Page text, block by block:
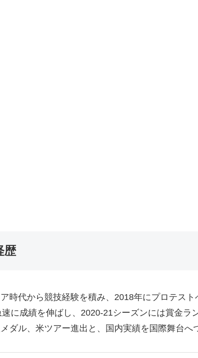
歴
時代から競技経験を積み、2018年にプロテス
に成績を伸ばし、2020-21シーズンには賞金ラ
ダル、米ツアー進出と、国内実績を国際舞台へ